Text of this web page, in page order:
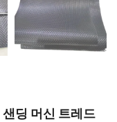
딩 머신 트레드